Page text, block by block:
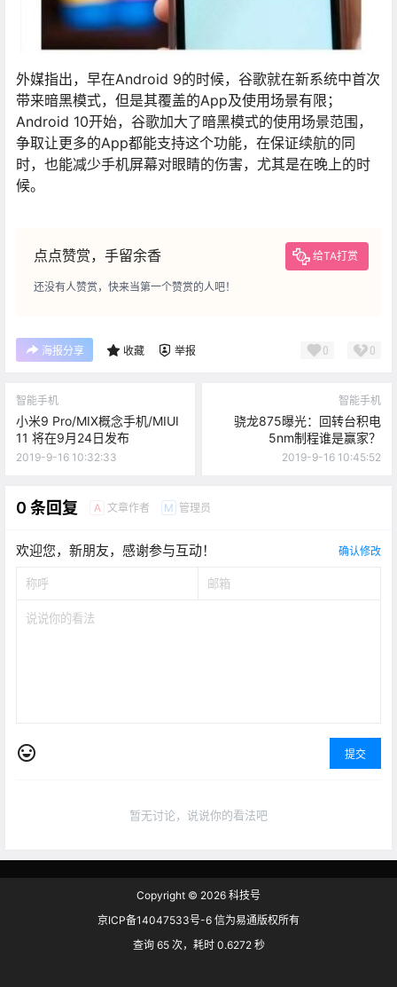
外媒指出，早在Android 9的时候，谷歌就在新系统中首次
带来暗黑模式，但是其覆盖的App及使用场景有限；
Android 10开始，谷歌加大了暗黑模式的使用场景范围，
争取让更多的App都能支持这个功能，在保证续航的同
时，也能减少手机屏幕对眼睛的伤害，尤其是在晚上的时
候。
点点赞赏，手留余香 给TA打赏
还没有人赞赏，快来当第一个赞赏的人吧！
海报分享 收藏 举报 0 0
智能手机
小米9 Pro/MIX概念手机/MIUI
11 将在9月24日发布
2019-9-16 10:32:33
智能手机
骁龙875曝光：回转台积电
5nm制程谁是赢家？
2019-9-16 10:45:52
0 条回复 A 文章作者 M 管理员
欢迎您，新朋友，感谢参与互动！ 确认修改
提交
暂无讨论，说说你的看法吧
Copyright © 2026 科技号
京ICP备14047533号-6 信为易通版权所有
查询 65 次，耗时 0.6272 秒